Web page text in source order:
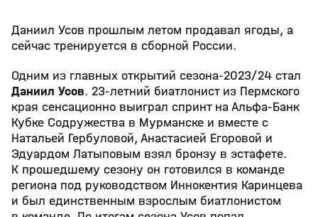
Даниил Усов прошлым летом продавал ягоды, а
сейчас тренируется в сборной России.
Одним из главных открытий сезона-2023/24 стал
Даниил Усов. 23-летний биатлонист из Пермского
края сенсационно выиграл спринт на Альфа-Банк
Кубке Содружества в Мурманске и вместе с
Натальей Гербуловой, Анастасией Егоровой и
Эдуардом Латыповым взял бронзу в эстафете.
К прошедшему сезону он готовился в команде
региона под руководством Иннокентия Каринцева
и был единственным взрослым биатлонистом